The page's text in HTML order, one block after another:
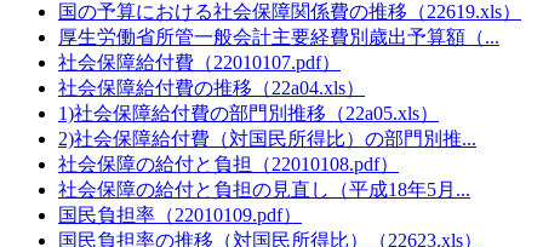
国の予算における社会保障関係費の推移（22619.xls）
厚生労働省所管一般会計主要経費別歳出予算額（...
社会保障給付費（22010107.pdf）
社会保障給付費の推移（22a04.xls）
1)社会保障給付費の部門別推移（22a05.xls）
2)社会保障給付費（対国民所得比）の部門別推...
社会保障の給付と負担（22010108.pdf）
社会保障の給付と負担の見直し（平成18年5月...
国民負担率（22010109.pdf）
国民負担率の推移（対国民所得比）（22623.xls）